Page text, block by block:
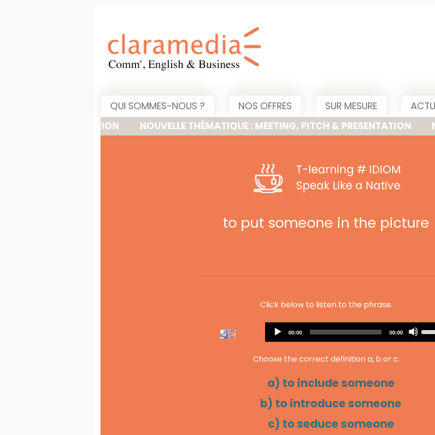
QUI SOMMES-NOUS ? NOS OFFRES SUR MESURE
NOUVELLE THÉMATIQUE : MEETING, PITCH & PRESENTATION
T-learning # IDIOM
Speak Like a Native
to put someone in the picture
Click below to listen to the phrase.
Audio
Player
Current
00:00
Total
00:00
Choose the correct definition a, b or c.
a) to include someone
b) to introduce someone
c) to seduce someone